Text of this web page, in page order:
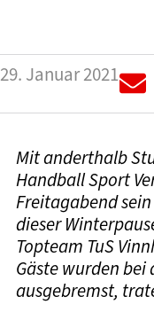
29. Januar 2021
Mit anderthalb
Handball Sport
Freitagabend
dieser
Topteam TuS
Gäste wurden bei
ausgebremst,